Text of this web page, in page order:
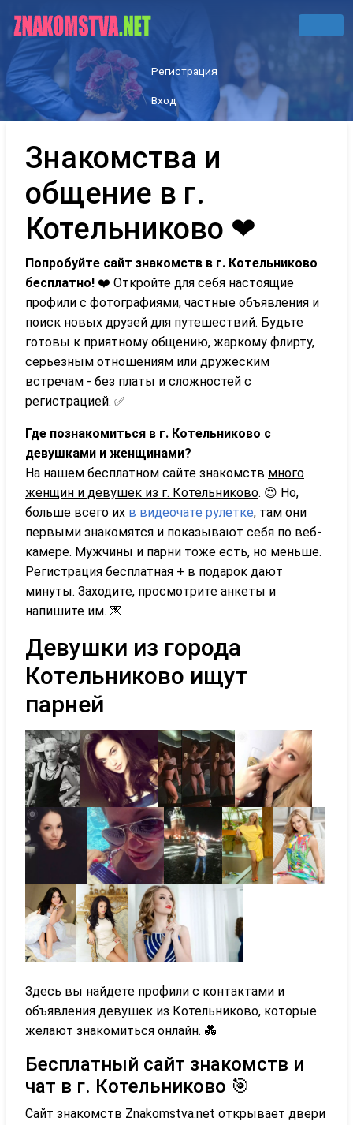
Регистрация
Вход
Знакомства и
общение в г.
Котельниково ❤
Попробуйте сайт знакомств в г. Котельниково
бесплатно! ❤️ Откройте для себя настоящие
профили с фотографиями, частные объявления и
поиск новых друзей для путешествий. Будьте
готовы к приятному общению, жаркому флирту,
серьезным отношениям или дружеским
встречам - без платы и сложностей с
регистрацией. ✅
Где познакомиться в г. Котельниково с
девушками и женщинами?
На нашем бесплатном сайте знакомств много
женщин и девушек из г. Котельниково. 😍 Но,
больше всего их в видеочате рулетке, там они
первыми знакомятся и показывают себя по веб-
камере. Мужчины и парни тоже есть, но меньше.
Регистрация бесплатная + в подарок дают
минуты. Заходите, просмотрите анкеты и
напишите им. 💌
Девушки из города
Котельниково ищут
парней
Здесь вы найдете профили с контактами и
объявления девушек из Котельниково, которые
желают знакомиться онлайн. 💑
Бесплатный сайт знакомств и
чат в г. Котельниково 🎯
Сайт знакомств Znakomstva.net открывает двери